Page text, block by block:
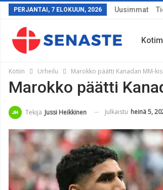
PERJANTAI, 7 ELOKUUN, 2026 Uusimmat
Sää
Kotiin Urheilu Marokko päätti Kanadan MM-
Marokko päätti
Tekijä Jussi Heikkinen Julkaistu heinä 5,